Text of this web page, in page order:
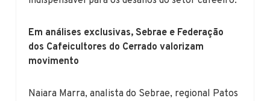
Em análises exclusivas, Sebrae e Federação
dos Cafeicultores do Cerrado valorizam
movimento
Naiara Marra, analista do Sebrae, regional Patos